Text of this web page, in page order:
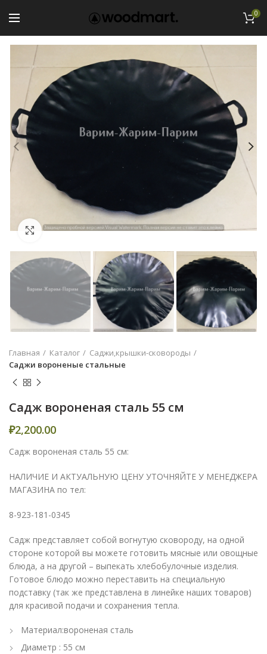
0
Увеличить
Главная Каталог
Саджи,крышки-сковороды
Саджи вороненые стальные
Садж вороненая сталь 55 см
₽2,200.00
Садж вороненая сталь 55 см:
НАЛИЧИЕ И АКТУАЛЬНУЮ ЦЕНУ УТОЧНЯЙТЕ У МЕНЕДЖЕРА
МАГАЗИНА по тел:
8-923-181-0345
Садж представляет собой вогнутую сковороду, на одной
стороне которой вы можете готовить мясные или овощные
блюда, а на другой – выпекать хлебобулочные изделия.
Готовое блюдо можно переставить на специальную
подставку (так же представлена в линейке наших товаров)
для красивой подачи и сохранения тепла.
Материал:вороненая сталь
Диаметр : 55 см